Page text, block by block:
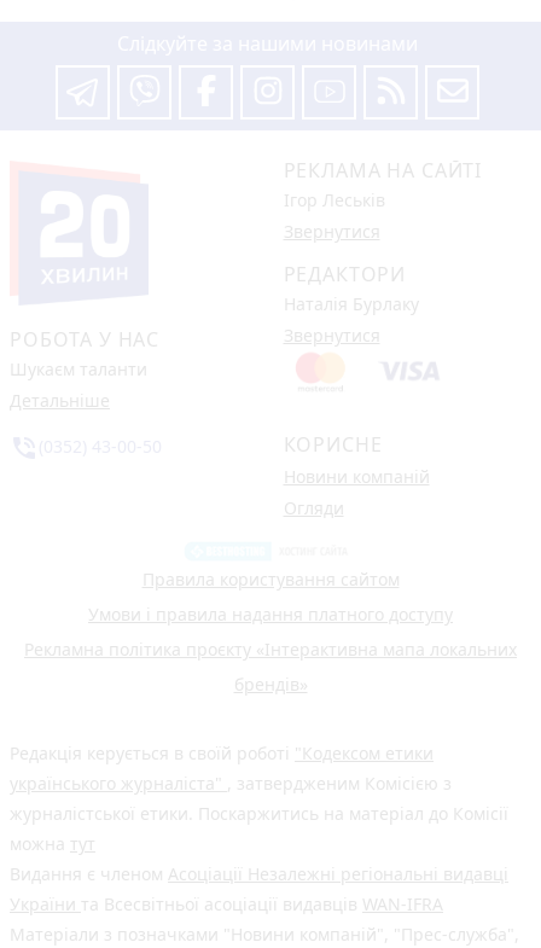
РОБОТА У НАС
Шукаєм таланти
Детальніше
РЕКЛАМА НА САЙТІ
Ігор Леськів
Звернутися
РЕДАКТОРИ
Наталія Бурлаку
Звернутися
КОРИСНЕ
Новини компаній
Огляди
Правила користування сайтом
Умови і правила надання платного доступу
Рекламна політика проєкту «Інтерактивна мапа локальних
брендів»
Редакція керується в своїй роботі "Кодексом етики
українського журналіста" , затвердженим Комісією з
журналістської етики. Поскаржитись на матеріал до Комісії
можна тут
Видання є членом Асоціації Незалежні регіональні видавці
України та Всесвітньої асоціації видавців WAN-IFRA
Матеріали з позначками "Новини компаній", "Прес-служба",